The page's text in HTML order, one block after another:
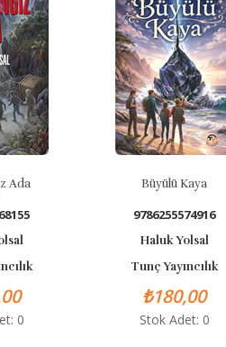
Büyülü Kaya
9786255574916
Haluk Yolsal
Tunç Yayıncılık
₺180,00
Stok Adet: 0